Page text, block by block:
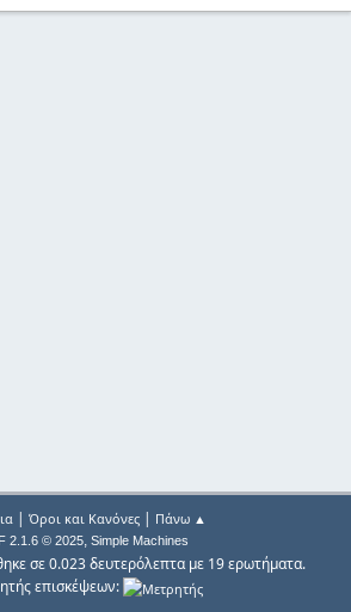
| Όροι και Κανόνες| Πάνω ▲
2.1.6 © 2025, Simple Machines
σε 0.023 δευτερόλεπτα με 19 ερωτήματα.
επισκέψεων: